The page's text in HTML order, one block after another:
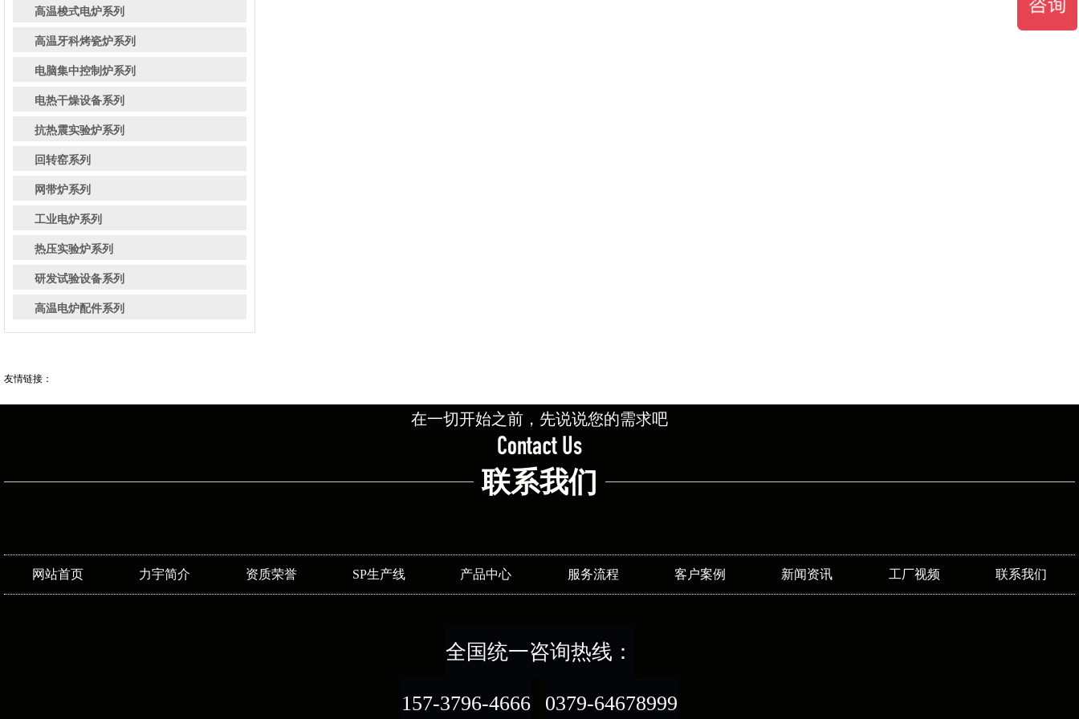
高温梭式电炉系列
高温牙科烤瓷炉系列
电脑集中控制炉系列
电热干燥设备系列
抗热震实验炉系列
回转窑系列
网带炉系列
工业电炉系列
热压实验炉系列
研发试验设备系列
高温电炉配件系列
友情链接：
在一切开始之前，先说说您的需求吧
Contact Us
联系我们
网站首页 力宇简介 资质荣誉 SP生产线 产品中心 服务流程 客户案例 新闻资讯 工厂视频 联系我们
全国统一咨询热线：
157-3796-4666 0379-64678999